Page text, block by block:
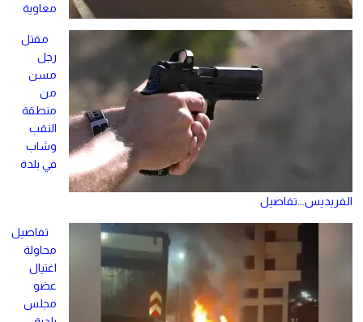
معاوية
مقتل
رجل
مسن
من
منطقة
النقب
وشاب
في بلدة
الفريديس...تفاصيل
تفاصيل
محاولة
اغتيال
عضو
مجلس